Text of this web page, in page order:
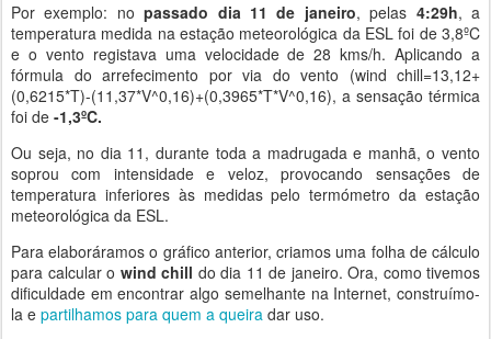
Por exemplo: nopassado dia 11 de janeiro, pelas 4:29h, a
temperatura medida na estação meteorológica da ESL foi de 3,8ºC
e o vento registava uma velocidade de 28 kms/h. Aplicando a
fórmula do arrefecimento por via do vento (wind chill=13,12+
(0,6215*T)-(11,37*V^0,16)+(0,3965*T*V^0,16), a sensação térmica
foi de -1,3ºC.
Ou seja, no dia 11, durante toda a madrugada e manhã, o vento
soprou com intensidade e veloz, provocando sensações de
temperatura inferiores às medidas pelo termómetro da estação
meteorológica da ESL.
Para elaboráramos o gráfico anterior, criamos uma folha de cálculo
para calcular o wind chill do dia 11 de janeiro. Ora, como tivemos
dificuldade em encontrar algo semelhante na Internet, construímo-
la e partilhamos para quem a queira dar uso.